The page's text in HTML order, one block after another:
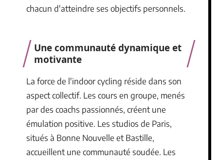
chacun d'atteindre ses objectifs personnels.
Une communauté dynamique et
motivante
La force de l'indoor cycling réside dans son
aspect collectif. Les cours en groupe, menés
par des coachs passionnés, créent une
émulation positive. Les studios de Paris,
situés à Bonne Nouvelle et Bastille,
accueillent une communauté soudée. Les